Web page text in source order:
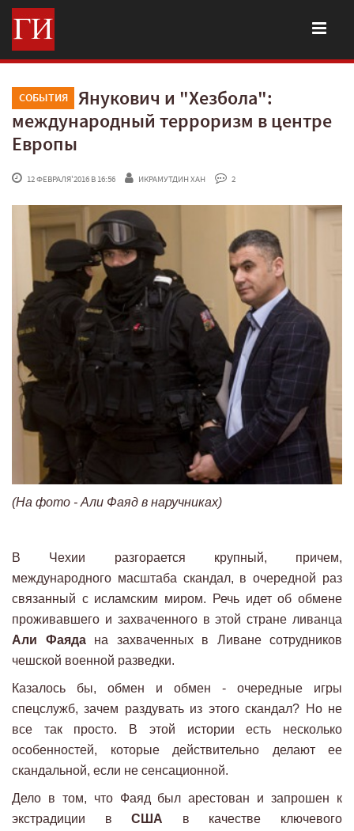
СОБЫТИЯ
Янукович и "Хезбола":
международный терроризм в центре
Европы
12 ФЕВРАЛЯ'2016 В 16:56 ИКРАМУТДИН ХАН 2
(На фото - Али Фаяд в наручниках)
В Чехии разгорается крупный, причем,
международного масштаба скандал, в очередной раз
связанный с исламским миром. Речь идет об обмене
проживавшего и захваченного в этой стране ливанца
Али Фаядана захваченных в Ливане сотрудников
чешской военной разведки.
Казалось бы, обмен и обмен - очередные игры
спецслужб, зачем раздувать из этого скандал? Но не
все так просто. В этой истории есть несколько
особенностей, которые действительно делают ее
скандальной, если не сенсационной.
Дело в том, что Фаяд был арестован и запрошен к
экстрадиции вСША в качестве ключевого